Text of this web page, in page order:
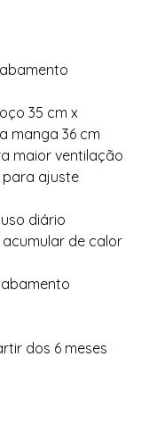
35 cm x
manga 36 cm
maior ventilação
para ajuste
diário
de calor
dos 6 meses